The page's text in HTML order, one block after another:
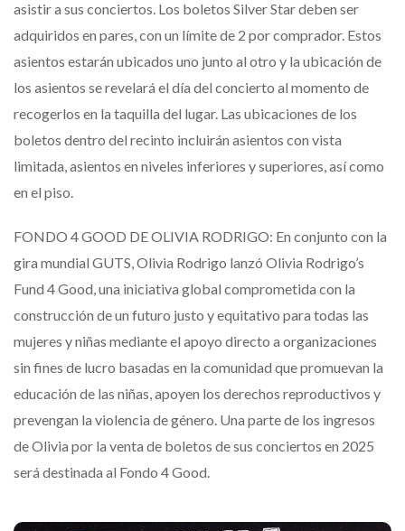
asistir a sus conciertos. Los boletos Silver Star deben ser
adquiridos en pares, con un límite de 2 por comprador. Estos
asientos estarán ubicados uno junto al otro y la ubicación de
los asientos se revelará el día del concierto al momento de
recogerlos en la taquilla del lugar. Las ubicaciones de los
boletos dentro del recinto incluirán asientos con vista
limitada, asientos en niveles inferiores y superiores, así como
en el piso.
FONDO 4 GOOD DE OLIVIA RODRIGO: En conjunto con la
gira mundial GUTS, Olivia Rodrigo lanzó Olivia Rodrigo’s
Fund 4 Good, una iniciativa global comprometida con la
construcción de un futuro justo y equitativo para todas las
mujeres y niñas mediante el apoyo directo a organizaciones
sin fines de lucro basadas en la comunidad que promuevan la
educación de las niñas, apoyen los derechos reproductivos y
prevengan la violencia de género. Una parte de los ingresos
de Olivia por la venta de boletos de sus conciertos en 2025
será destinada al Fondo 4 Good.